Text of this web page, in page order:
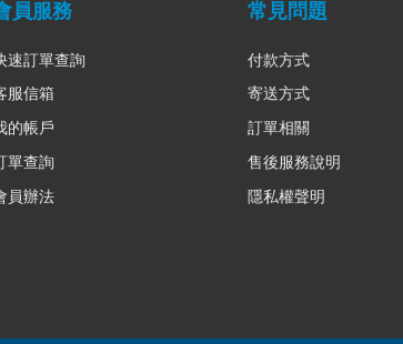
員服務
速訂單查詢
服信箱
的帳戶
單查詢
員辦法
常見問題
付款方式
寄送方式
訂單相關
售後服務說明
隱私權聲明